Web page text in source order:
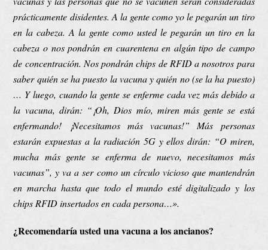
prácticamente disidentes. A la gente como yo le pegarán un tiro
en la cabeza. A la gente como usted le pegarán un tiro en la
cabeza o nos pondrán en cuarentena en algún tipo de campo
de concentración. Nos pondrán chips de RFID a nosotros para
saber quién se ha puesto la vacuna y quién no (se la ha puesto)
… Y luego, cuando la gente se enferme cada vez más debido a
la vacuna, dirán: “¡Oh, Dios mío, miren más gente se está
enfermando! ¡Necesitamos más vacunas!” Más personas
estarán expuestas a la radiación 5G y ellos dirán: “O miren,
mucha más gente se enferma de nuevo, necesitamos más
vacunas”, y va a ser como un círculo vicioso que mantendrán
en marcha hasta que todo el mundo esté digitalizado y los
chips RFID insertados en cada persona…».
¿Recomendaría usted una vacuna a los ancianos?